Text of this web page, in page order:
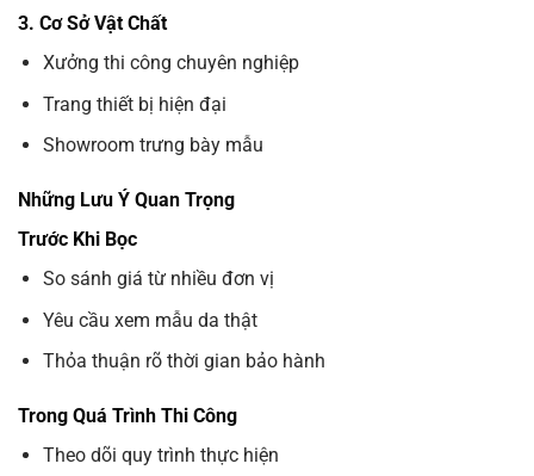
3. Cơ Sở Vật Chất
Xưởng thi công chuyên nghiệp
Trang thiết bị hiện đại
Showroom trưng bày mẫu
Những Lưu Ý Quan Trọng
Trước Khi Bọc
So sánh giá từ nhiều đơn vị
Yêu cầu xem mẫu da thật
Thỏa thuận rõ thời gian bảo hành
Trong Quá Trình Thi Công
Theo dõi quy trình thực hiện